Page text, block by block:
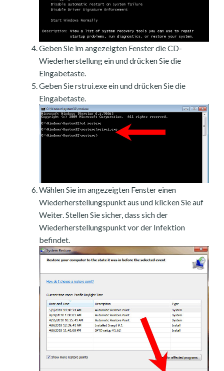
Geben Sie im angezeigten Fenster die CD-
Wiederherstellung ein und drücken Sie die
Eingabetaste.
Geben Sie rstrui.exe ein und drücken Sie die
Eingabetaste.
Wählen Sie im angezeigten Fenster einen
Wiederherstellungspunkt aus und klicken Sie auf
Weiter. Stellen Sie sicher, dass sich der
Wiederherstellungspunkt vor der Infektion
befindet.